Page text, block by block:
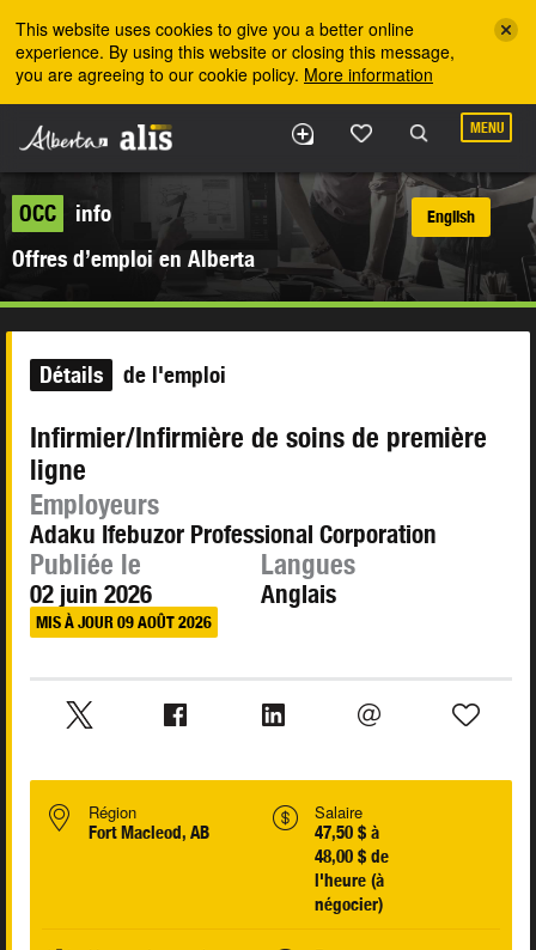
This website uses cookies to give you a better online
experience. By using this website or closing this message,
you are agreeing to our cookie policy. More information
MENU
OCC
info
Offres d’emploi en Alberta
English
Détails de l'emploi
Infirmier/Infirmière de soins de première
ligne
Employeurs
Adaku Ifebuzor Professional Corporation
Publiée le
02 juin 2026
MIS À JOUR 09 AOÛT 2026
Langues
Anglais
Région
Fort Macleod, AB
Salaire
47,50 $ à
48,00 $ de
l'heure (à
négocier)